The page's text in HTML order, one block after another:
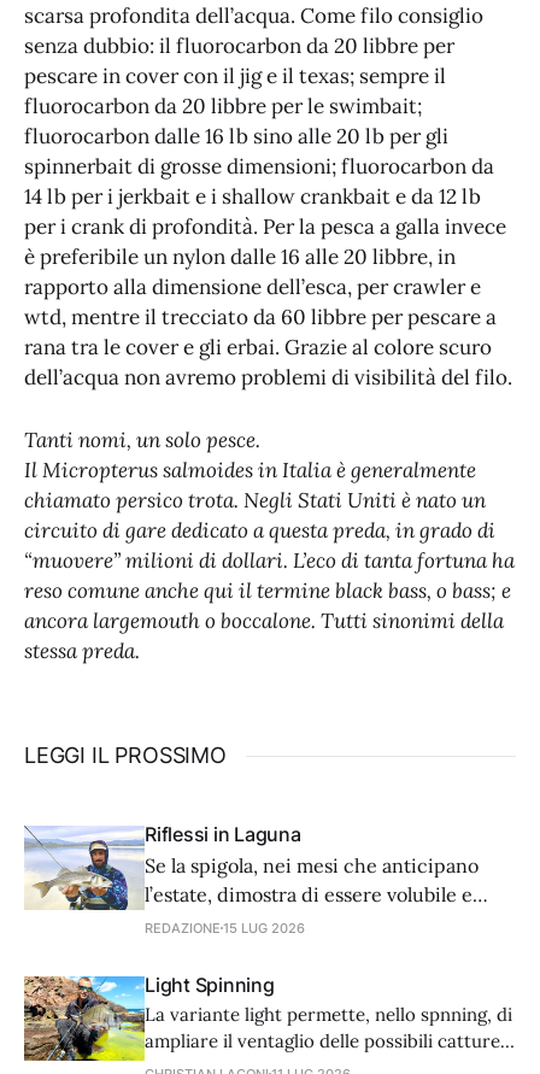
scarsa profondita dell’acqua. Come filo consiglio
senza dubbio: il fluorocarbon da 20 libbre per
pescare in cover con il jig e il texas; sempre il
fluorocarbon da 20 libbre per le swimbait;
fluorocarbon dalle 16 lb sino alle 20 lb per gli
spinnerbait di grosse dimensioni; fluorocarbon da
14 lb per i jerkbait e i shallow crankbait e da 12 lb
per i crank di profondità. Per la pesca a galla invece
è preferibile un nylon dalle 16 alle 20 libbre, in
rapporto alla dimensione dell’esca, per crawler e
wtd, mentre il trecciato da 60 libbre per pescare a
rana tra le cover e gli erbai. Grazie al colore scuro
dell’acqua non avremo problemi di visibilità del filo.
Tanti nomi, un solo pesce.
Il Micropterus salmoides in Italia è generalmente
chiamato persico trota. Negli Stati Uniti è nato un
circuito di gare dedicato a questa preda, in grado di
“muovere” milioni di dollari. L’eco di tanta fortuna ha
reso comune anche qui il termine black bass, o bass; e
ancora largemouth o boccalone. Tutti sinonimi della
stessa preda.
LEGGI IL PROSSIMO
Riflessi in Laguna
Se la spigola, nei mesi che anticipano
l’estate, dimostra di essere volubile e
lunatica, noi non dobbiamo esser da
nostra tecnica. Ecco come affronta una
giornata di spinning alla spigola Sergio
Tarantola, appassionato e esperto di
questa tecnica.
REDAZIONE 15 LUG 2026
Light Spinning
La variante light permette, nello spnning, di
ampliare il ventaglio delle possibili catture
in modo quasi infinito, rendendo questo